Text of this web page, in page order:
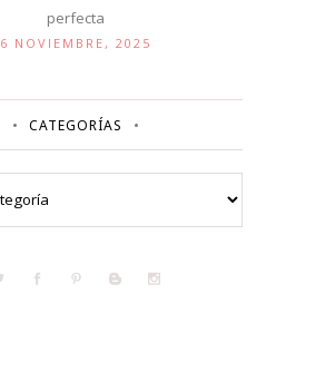
perfecta
6 NOVIEMBRE, 2025
CATEGORÍAS